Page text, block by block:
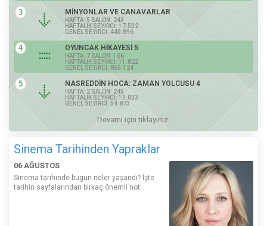
3 MİNYONLAR VE CANAVARLAR
HAFTA: 5 SALON: 243
HAFTALIK SEYİRCİ: 17.502
GENEL SEYİRCİ: 440.896
4 OYUNCAK HİKAYESİ 5
HAFTA: 7 SALON: 166
HAFTALIK SEYİRCİ: 11.822
GENEL SEYİRCİ: 860.124
5 NASREDDİN HOCA: ZAMAN YOLCUSU 4
HAFTA: 2 SALON: 245
HAFTALIK SEYİRCİ: 10.033
GENEL SEYİRCİ: 54.873
Devamı için tıklayınız.
Sinema Tarihinden Yapraklar
06 AĞUSTOS
Sinema tarihinde bugün neler yaşandı? İşte
tarihin sayfalarından birkaç önemli not: